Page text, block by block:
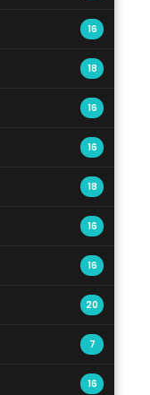
16
18
16
16
18
16
16
20
7
16